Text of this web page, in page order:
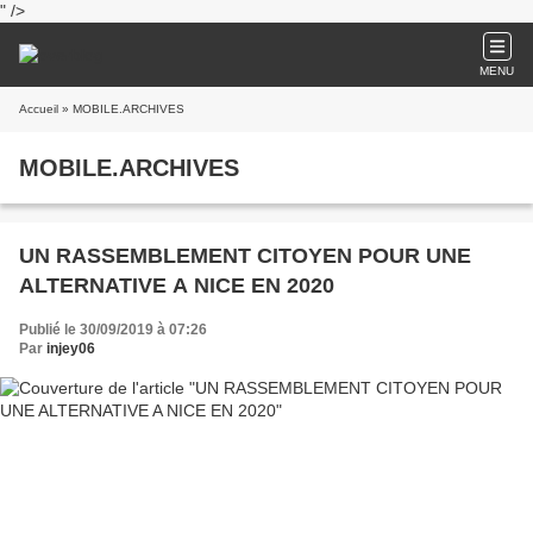
" />
MENU
Accueil » MOBILE.ARCHIVES
MOBILE.ARCHIVES
UN RASSEMBLEMENT CITOYEN POUR UNE
ALTERNATIVE A NICE EN 2020
Publié le 30/09/2019 à 07:26
Par injey06